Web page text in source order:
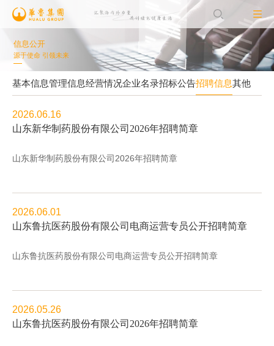
信息公开
源于使命 引领未来
基本信息管理信息经营情况企业名录招标公告招聘信息其他
2026.06.16
山东新华制药股份有限公司2026年招聘简章
山东新华制药股份有限公司2026年招聘简章
2026.06.01
山东鲁抗医药股份有限公司电商运营专员公开招聘简章
山东鲁抗医药股份有限公司电商运营专员公开招聘简章
2026.05.26
山东鲁抗医药股份有限公司2026年招聘简章